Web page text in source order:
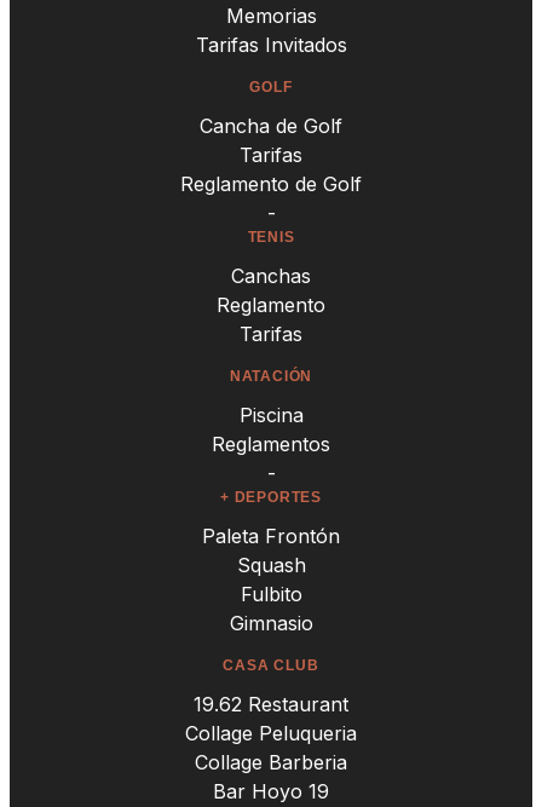
Memorias
Tarifas Invitados
GOLF
Cancha de Golf
Tarifas
Reglamento de Golf
-
TENIS
Canchas
Reglamento
Tarifas
NATACIÓN
Piscina
Reglamentos
-
+ DEPORTES
Paleta Frontón
Squash
Fulbito
Gimnasio
CASA CLUB
19.62 Restaurant
Collage Peluqueria
Collage Barberia
Bar Hoyo 19